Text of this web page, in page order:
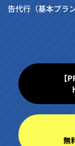
告代行（基本プラ
【
無